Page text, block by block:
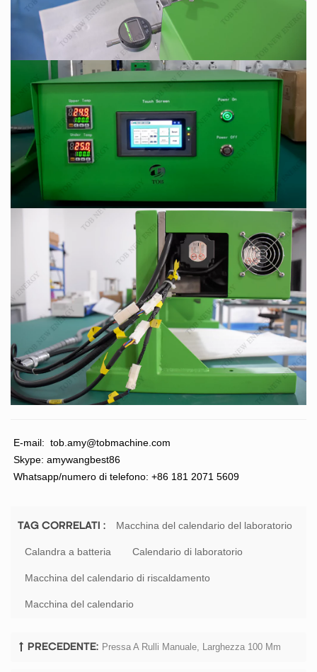
E-mail: tob.amy@tobmachine.com
Skype: amywangbest86
Whatsapp/numero di telefono: +86 181 2071 5609
TAG CORRELATI : Macchina del calendario del laboratorio
Calandra a batteria Calendario di laboratorio
Macchina del calendario di riscaldamento
Macchina del calendario
PRECEDENTE: Pressa A Rulli Manuale, Larghezza 100 Mm